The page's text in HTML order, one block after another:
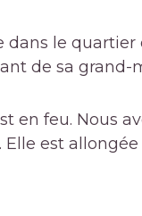
dans le
de sa grand-
en feu. Nous
est